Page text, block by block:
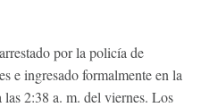
por la policía de
e ingresado formalmente en la
2:38 a. m. del viernes. Los